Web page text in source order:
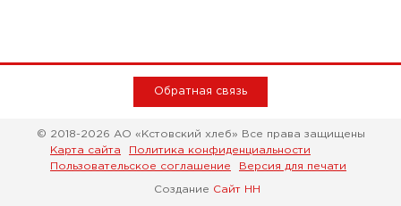
Обратная связь
© 2018-2026 АО «Кстовский хлеб» Все права защищены
Карта сайта
Политика конфиденциальности
Пользовательское соглашение
Версия для печати
Создание Сайт НН